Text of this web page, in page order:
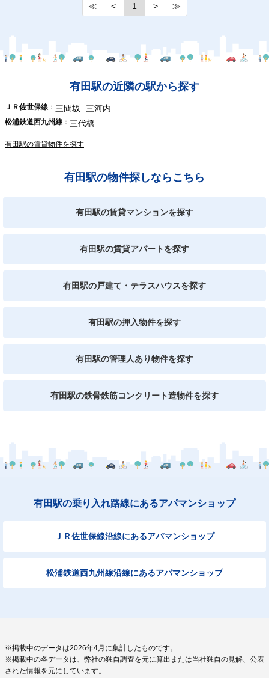
≪ < 1 > ≫
有田駅の近隣の駅から探す
ＪＲ佐世保線 三間坂 三河内
松浦鉄道西九州線 三代橋
有田駅の賃貸物件を探す
有田駅の物件探しならこちら
有田駅の賃貸マンションを探す
有田駅の賃貸アパートを探す
有田駅の戸建て・テラスハウスを探す
有田駅の押入物件を探す
有田駅の管理人あり物件を探す
有田駅の鉄骨鉄筋コンクリート造物件を探す
有田駅の乗り入れ路線にあるアパマンショップ
ＪＲ佐世保線沿線にあるアパマンショップ
松浦鉄道西九州線沿線にあるアパマンショップ
※掲載中のデータは2026年4月に集計したものです。
※掲載中の各データは、弊社の独自調査を元に算出または当社独自の見解、公表
された情報を元にしています。